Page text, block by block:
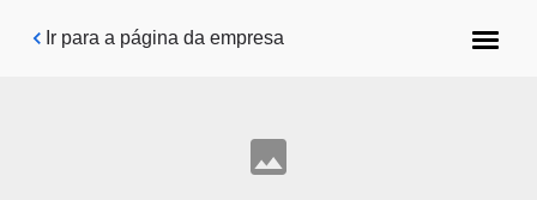
Pular para o conteúdo principal
Ir para a página da empresa